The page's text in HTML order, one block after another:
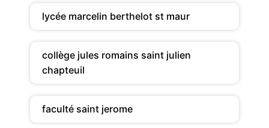
lycée marcelin berthelot st maur
collège jules romains saint julien
chapteuil
faculté saint jerome